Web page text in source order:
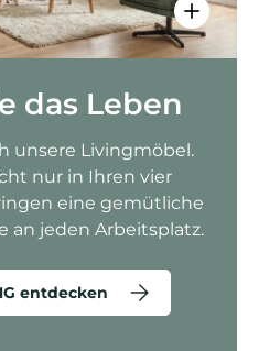
das Leben
unsere Livingmöbel.
nur in Ihren vier
eine gemütliche
an jeden Arbeitsplatz.
entdecken